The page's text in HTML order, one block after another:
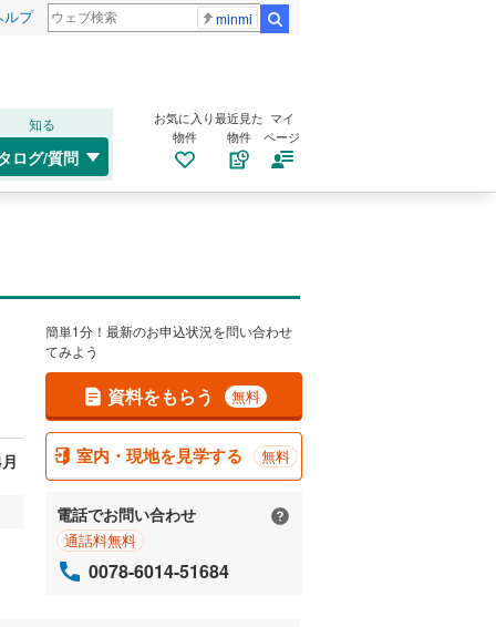
ルプ minmi
知る
ログ/質問
お気に入り
物件
最近見た
物件
マイ
ページ
簡単1分！最新のお申込状況を問い合わせ
てみよう
資料をもらう 無料
室内・現地を見学する 無料
電話でお問い合わせ
通話料無料
0078-6014-51684